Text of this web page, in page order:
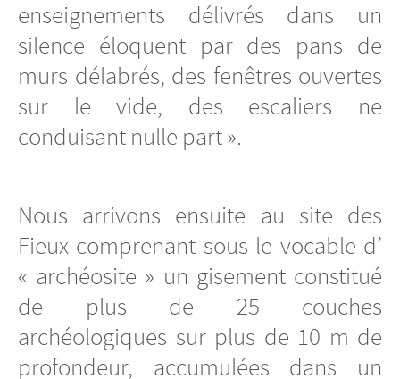
enseignements délivrés dans un
silence éloquent par des pans de
murs délabrés, des fenêtres ouvertes
sur le vide, des escaliers ne
conduisant nulle part ».
Nous arrivons ensuite au site des
Fieux comprenant sous le vocable d’
« archéosite » un gisement constitué
de plus de 25 couches
archéologiques sur plus de 10 m de
profondeur, accumulées dans un